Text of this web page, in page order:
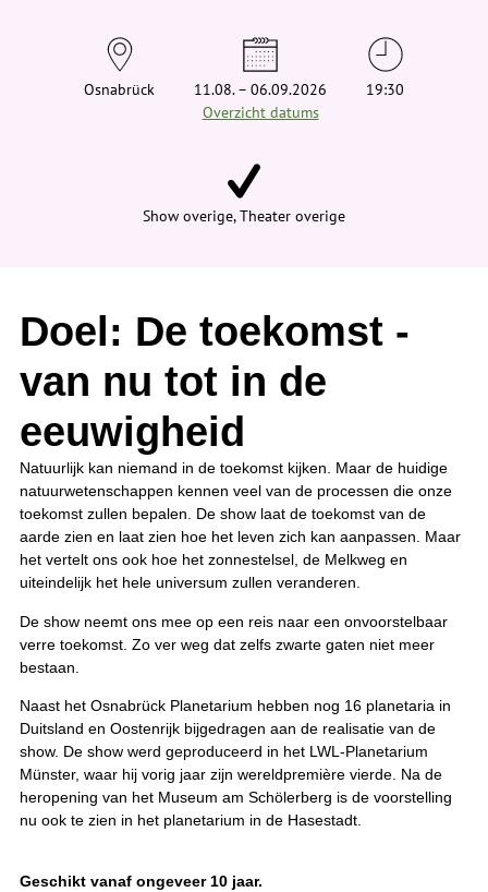
Osnabrück
11.08. – 06.09.2026
Overzicht datums
19:30
Show overige, Theater overige
Doel: De toekomst -
van nu tot in de
eeuwigheid
Natuurlijk kan niemand in de toekomst kijken. Maar de huidige
natuurwetenschappen kennen veel van de processen die onze
toekomst zullen bepalen. De show laat de toekomst van de
aarde zien en laat zien hoe het leven zich kan aanpassen. Maar
het vertelt ons ook hoe het zonnestelsel, de Melkweg en
uiteindelijk het hele universum zullen veranderen.
De show neemt ons mee op een reis naar een onvoorstelbaar
verre toekomst. Zo ver weg dat zelfs zwarte gaten niet meer
bestaan.
Naast het Osnabrück Planetarium hebben nog 16 planetaria in
Duitsland en Oostenrijk bijgedragen aan de realisatie van de
show. De show werd geproduceerd in het LWL-Planetarium
Münster, waar hij vorig jaar zijn wereldpremière vierde. Na de
heropening van het Museum am Schölerberg is de voorstelling
nu ook te zien in het planetarium in de Hasestadt.
Geschikt vanaf ongeveer 10 jaar.